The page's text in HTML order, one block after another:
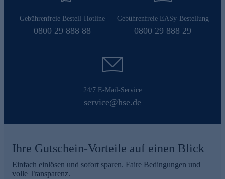
Gebührenfreie Bestell-Hotline
0800 29 888 88
Gebührenfreie EASy-Bestellung
0800 29 888 29
24/7 E-Mail-Service
service@hse.de
Ihre Gutschein-Vorteile auf einen Blick
Einfach einlösen und sofort sparen. Faire Bedingungen und
volle Transparenz.